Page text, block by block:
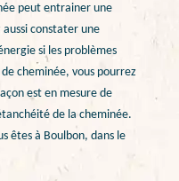
peut entrainer une
constater une
si les problèmes
cheminée, vous pourrez
est en mesure de
de la cheminée.
êtes à Boulbon, dans le